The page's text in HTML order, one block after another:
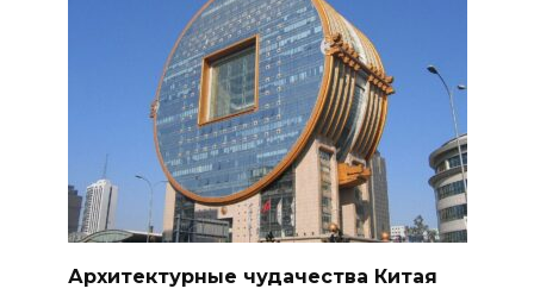
Архитектурные чудачества Китая